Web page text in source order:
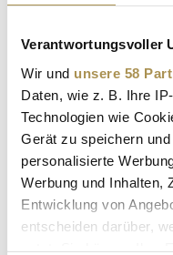
Verantwortungsvoller
Wir und unsere 58
Daten, wie z. B. Ihre
Technologien wie
Gerät zu speichern
personalisierte
Werbung und Inhalten,
Entwicklung von
entscheiden darüber,